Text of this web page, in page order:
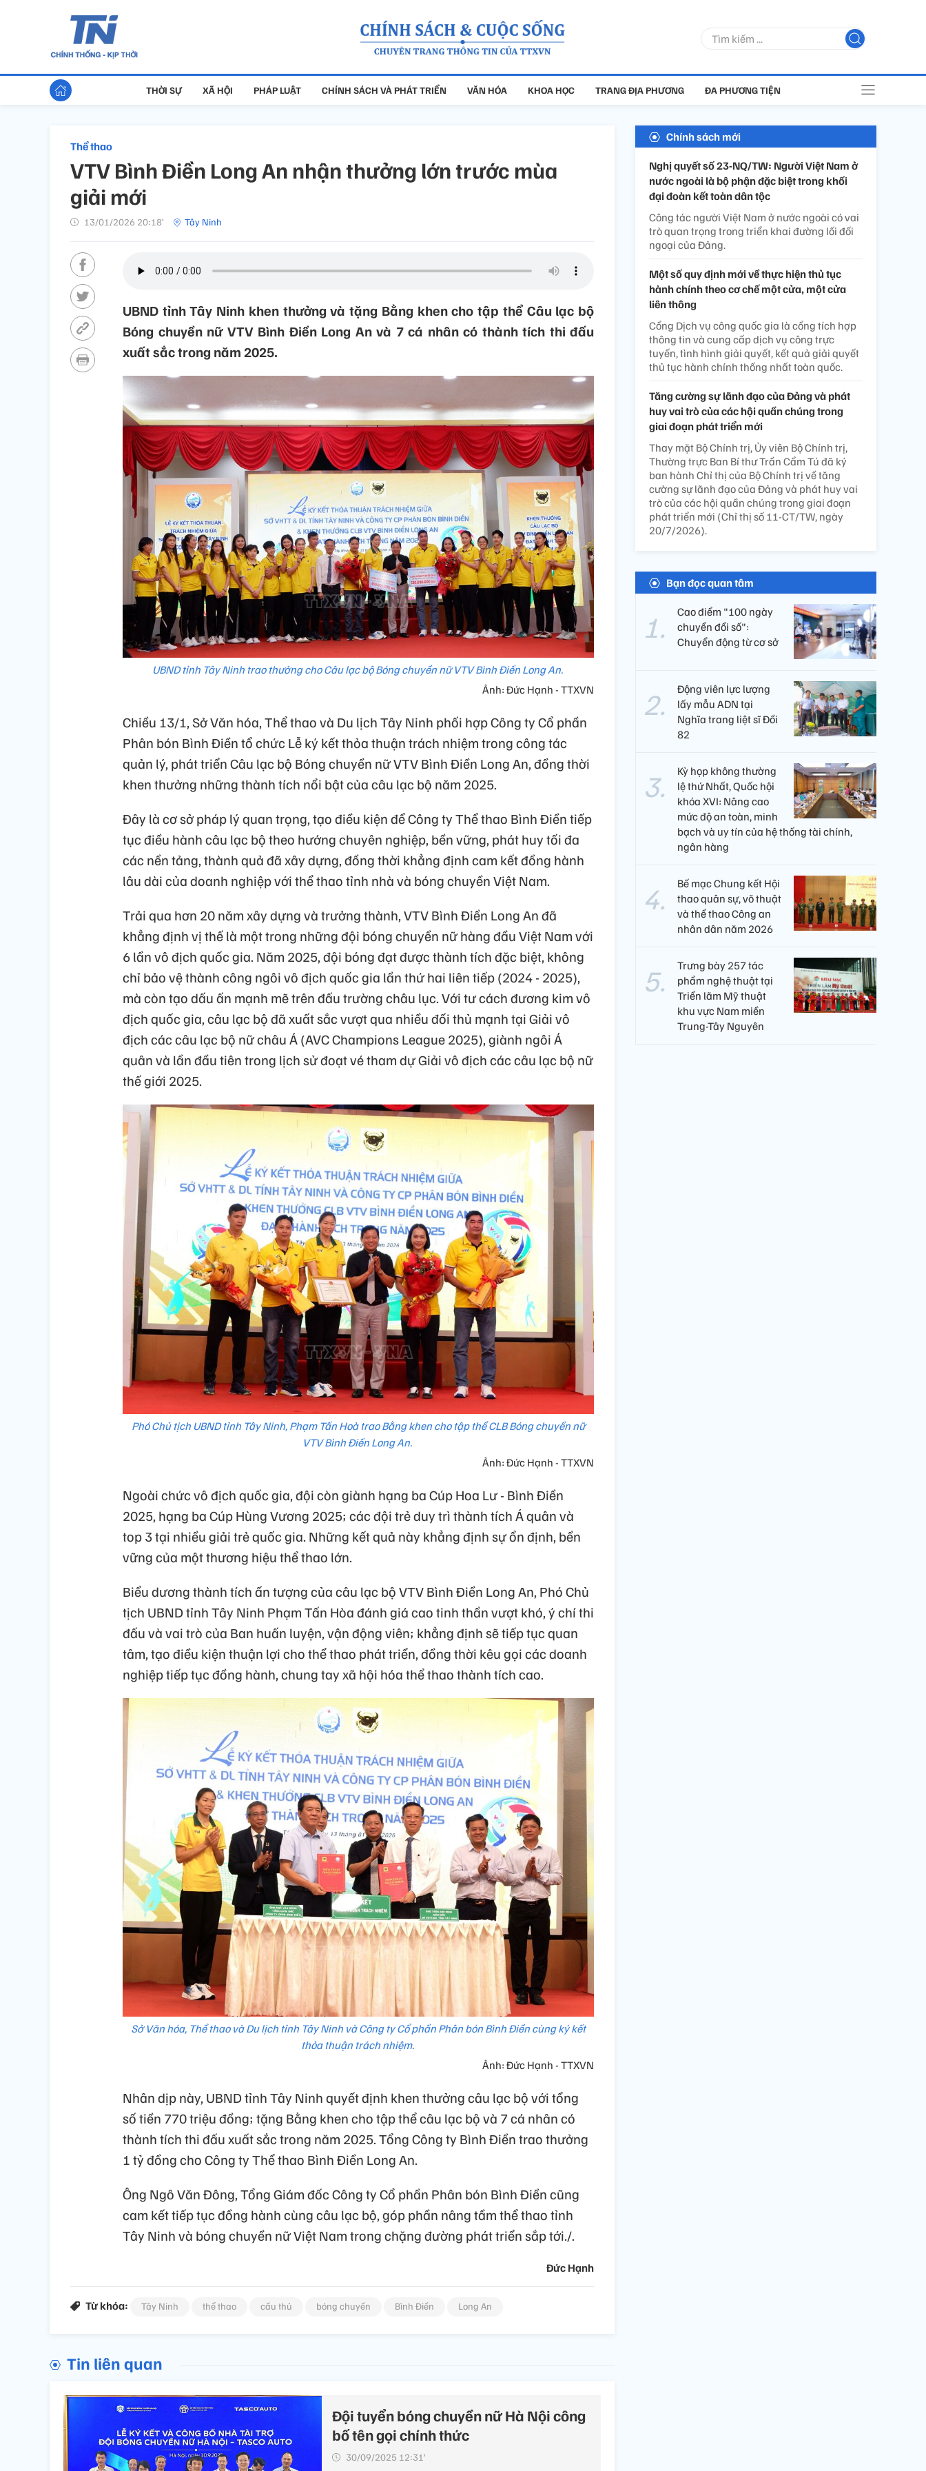
THỜI SỰ XÃ HỘI PHÁP LUẬT CHÍNH SÁCH VÀ PHÁT TRIỂN VĂN HÓA KHOA HỌC TRANG ĐỊA PHƯƠNG ĐA PHƯƠNG TIỆN
Thể thao
VTV Bình Điền Long An nhận thưởng lớn trước mùa
giải mới
13/01/2026 20:18’ Tây Ninh
UBND tỉnh Tây Ninh khen thưởng và tặng Bằng khen cho tập thể Câu lạc bộ
Bóng chuyền nữ VTV Bình Điền Long An và 7 cá nhân có thành tích thi đấu
xuất sắc trong năm 2025.
UBND tỉnh Tây Ninh trao thưởng cho Câu lạc bộ Bóng chuyền nữ VTV Bình Điền Long An.
Ảnh: Đức Hạnh - TTXVN
Chiều 13/1, Sở Văn hóa, Thể thao và Du lịch Tây Ninh phối hợp Công ty Cổ phần
Phân bón Bình Điền tổ chức Lễ ký kết thỏa thuận trách nhiệm trong công tác
quản lý, phát triển Câu lạc bộ Bóng chuyền nữ VTV Bình Điền Long An, đồng thời
khen thưởng những thành tích nổi bật của câu lạc bộ năm 2025.
Đây là cơ sở pháp lý quan trọng, tạo điều kiện để Công ty Thể thao Bình Điền tiếp
tục điều hành câu lạc bộ theo hướng chuyên nghiệp, bền vững, phát huy tối đa
các nền tảng, thành quả đã xây dựng, đồng thời khẳng định cam kết đồng hành
lâu dài của doanh nghiệp với thể thao tỉnh nhà và bóng chuyền Việt Nam.
Trải qua hơn 20 năm xây dựng và trưởng thành, VTV Bình Điền Long An đã
khẳng định vị thế là một trong những đội bóng chuyền nữ hàng đầu Việt Nam với
6 lần vô địch quốc gia. Năm 2025, đội bóng đạt được thành tích đặc biệt, không
chỉ bảo vệ thành công ngôi vô địch quốc gia lần thứ hai liên tiếp (2024 - 2025),
mà còn tạo dấu ấn mạnh mẽ trên đấu trường châu lục. Với tư cách đương kim vô
địch quốc gia, câu lạc bộ đã xuất sắc vượt qua nhiều đối thủ mạnh tại Giải vô
địch các câu lạc bộ nữ châu Á (AVC Champions League 2025), giành ngôi Á
quân và lần đầu tiên trong lịch sử đoạt vé tham dự Giải vô địch các câu lạc bộ nữ
thế giới 2025.
Phó Chủ tịch UBND tỉnh Tây Ninh, Phạm Tấn Hoà trao Bằng khen cho tập thể CLB Bóng chuyền nữ
VTV Bình Điền Long An.
Ảnh: Đức Hạnh - TTXVN
Ngoài chức vô địch quốc gia, đội còn giành hạng ba Cúp Hoa Lư - Bình Điền
2025, hạng ba Cúp Hùng Vương 2025; các đội trẻ duy trì thành tích Á quân và
top 3 tại nhiều giải trẻ quốc gia. Những kết quả này khẳng định sự ổn định, bền
vững của một thương hiệu thể thao lớn.
Biểu dương thành tích ấn tượng của câu lạc bộ VTV Bình Điền Long An, Phó Chủ
tịch UBND tỉnh Tây Ninh Phạm Tấn Hòa đánh giá cao tinh thần vượt khó, ý chí thi
đấu và vai trò của Ban huấn luyện, vận động viên; khẳng định sẽ tiếp tục quan
tâm, tạo điều kiện thuận lợi cho thể thao phát triển, đồng thời kêu gọi các doanh
nghiệp tiếp tục đồng hành, chung tay xã hội hóa thể thao thành tích cao.
Sở Văn hóa, Thể thao và Du lịch tỉnh Tây Ninh và Công ty Cổ phần Phân bón Bình Điền cùng ký kết
thỏa thuận trách nhiệm.
Ảnh: Đức Hạnh - TTXVN
Nhân dịp này, UBND tỉnh Tây Ninh quyết định khen thưởng câu lạc bộ với tổng
số tiền 770 triệu đồng; tặng Bằng khen cho tập thể câu lạc bộ và 7 cá nhân có
thành tích thi đấu xuất sắc trong năm 2025. Tổng Công ty Bình Điền trao thưởng
1 tỷ đồng cho Công ty Thể thao Bình Điền Long An.
Ông Ngô Văn Đông, Tổng Giám đốc Công ty Cổ phần Phân bón Bình Điền cũng
cam kết tiếp tục đồng hành cùng câu lạc bộ, góp phần nâng tầm thể thao tỉnh
Tây Ninh và bóng chuyền nữ Việt Nam trong chặng đường phát triển sắp tới./.
Đức Hạnh
Từ khóa: Tây Ninh thể thao cầu thủ bóng chuyền Bình Điền Long An
Tin liên quan
Đội tuyển bóng chuyền nữ Hà Nội công
bố tên gọi chính thức
30/09/2025 12:31’
Chính sách mới
Nghị quyết số 23-NQ/TW: Người Việt Nam ở
nước ngoài là bộ phận đặc biệt trong khối
đại đoàn kết toàn dân tộc
Công tác người Việt Nam ở nước ngoài có vai
trò quan trọng trong triển khai đường lối đối
ngoại của Đảng.
Một số quy định mới về thực hiện thủ tục
hành chính theo cơ chế một cửa, một cửa
liên thông
Cổng Dịch vụ công quốc gia là cổng tích hợp
thông tin và cung cấp dịch vụ công trực
tuyến, tình hình giải quyết, kết quả giải quyết
thủ tục hành chính thống nhất toàn quốc.
Tăng cường sự lãnh đạo của Đảng và phát
huy vai trò của các hội quần chúng trong
giai đoạn phát triển mới
Thay mặt Bộ Chính trị, Ủy viên Bộ Chính trị,
Thường trực Ban Bí thư Trần Cẩm Tú đã ký
ban hành Chỉ thị của Bộ Chính trị về tăng
cường sự lãnh đạo của Đảng và phát huy vai
trò của các hội quần chúng trong giai đoạn
phát triển mới (Chỉ thị số 11-CT/TW, ngày
20/7/2026).
Bạn đọc quan tâm
Cao điểm "100 ngày
chuyển đổi số":
Chuyển động từ cơ sở
Động viên lực lượng
lấy mẫu ADN tại
Nghĩa trang liệt sĩ Đồi
82​
Kỳ họp không thường
lệ thứ Nhất, Quốc hội
khóa XVI: Nâng cao
mức độ an toàn, minh
bạch và uy tín của hệ thống tài chính,
ngân hàng
Bế mạc Chung kết Hội
thao quân sự, võ thuật
và thể thao Công an
nhân dân năm 2026
Trưng bày 257 tác
phẩm nghệ thuật tại
Triển lãm Mỹ thuật
khu vực Nam miền
Trung-Tây Nguyên